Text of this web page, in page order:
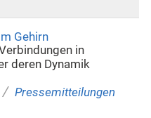
Gehirn
in
deren Dynamik
/ Pressemitteilungen